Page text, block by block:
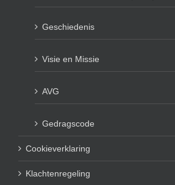
Geschiedenis
Visie en Missie
AVG
Gedragscode
Cookieverklaring
Klachtenregeling